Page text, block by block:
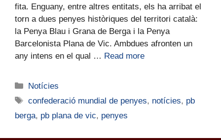
fita. Enguany, entre altres entitats, els ha arribat el
torn a dues penyes històriques del territori català:
la Penya Blau i Grana de Berga i la Penya
Barcelonista Plana de Vic. Ambdues afronten un
any intens en el qual … Read more
Notícies
confederació mundial de penyes, notícies, pb
berga, pb plana de vic, penyes